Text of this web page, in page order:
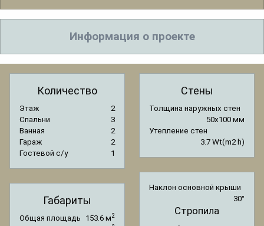
Информация о проекте
Количество
Этаж
2
Спальни
3
Ванная
2
Гараж
2
Гостевой с/y
1
Габариты
Общая площадь 153.6 м2
Стены
Толщина наружных стен
50x100 мм
Утепление стен
3.7 Wt(m2 h)
Наклон основной крыши
30°
Стропила